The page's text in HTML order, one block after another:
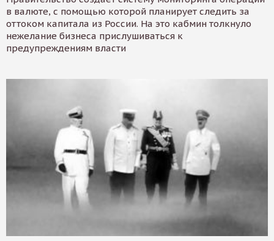
в валюте, с помощью которой планирует следить за
оттоком капитала из России. На это кабмин толкнуло
нежелание бизнеса прислушиваться к
предупреждениям власти